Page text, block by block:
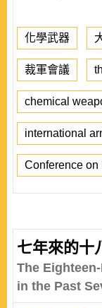
化學武器
裁軍會議
chemical
international
Conference on
七年來的十
The
in the Past